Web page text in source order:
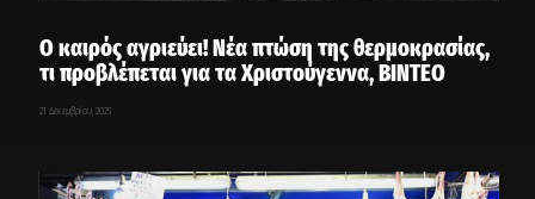
Ο καιρός αγριεύει! Νέα πτώση της θερμοκρασίας,
τι προβλέπεται για τα Χριστούγεννα, ΒΙΝΤΕΟ
21 Δεκεμβρίου, 2025